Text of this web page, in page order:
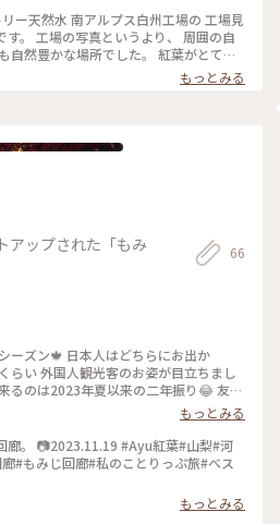
ー天然水 南アルプス白州工場の 工場見
す。 工場の写真というより、 周囲の自
自然豊かな場所でした。 紅葉がとても
います(^_^) #サントリー #サントリー天
水南アルプス白州工場 #天然水南アルプ
もっとみる
アップされた「もみ
66
らい 外国人観光客のお姿が目立ちまし
🍁まではいられませんでしたが 河口湖
えたり見えなく
て良かった🥰 2025.11 #ことり
河口湖町 #河口湖 #富士山 #紅葉 #秋景
緒 #ことりっぷ #秋の装い
もっとみる
#Ayu紅葉#山梨#河
#もみじ回廊#私のことりっぷ旅#ベス
もっとみる